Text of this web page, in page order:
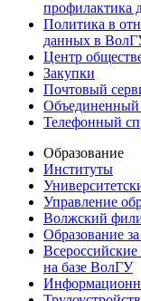
профилактика
Политика в
данных в
Центр
Закупки
Почтовый
Объединенный
Телефонный
Образование
Институты
Управление
Волжский
Образование
на базе ВолГУ